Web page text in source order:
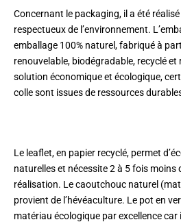
Concernant le packaging, il a été
respectueux de l’environnement.
emballage 100% naturel, fabriqué à
renouvelable, biodégradable, recyclé et
solution économique et écologique,
colle sont issues de ressources
Le leaflet, en papier recyclé, permet
naturelles et nécessite 2 à 5 fois moins
réalisation. Le caoutchouc naturel
provient de l’hévéaculture. Le pot en
matériau écologique par excellence car